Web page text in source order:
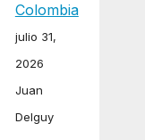
Colombia
julio 31,
2026
Juan
Delguy